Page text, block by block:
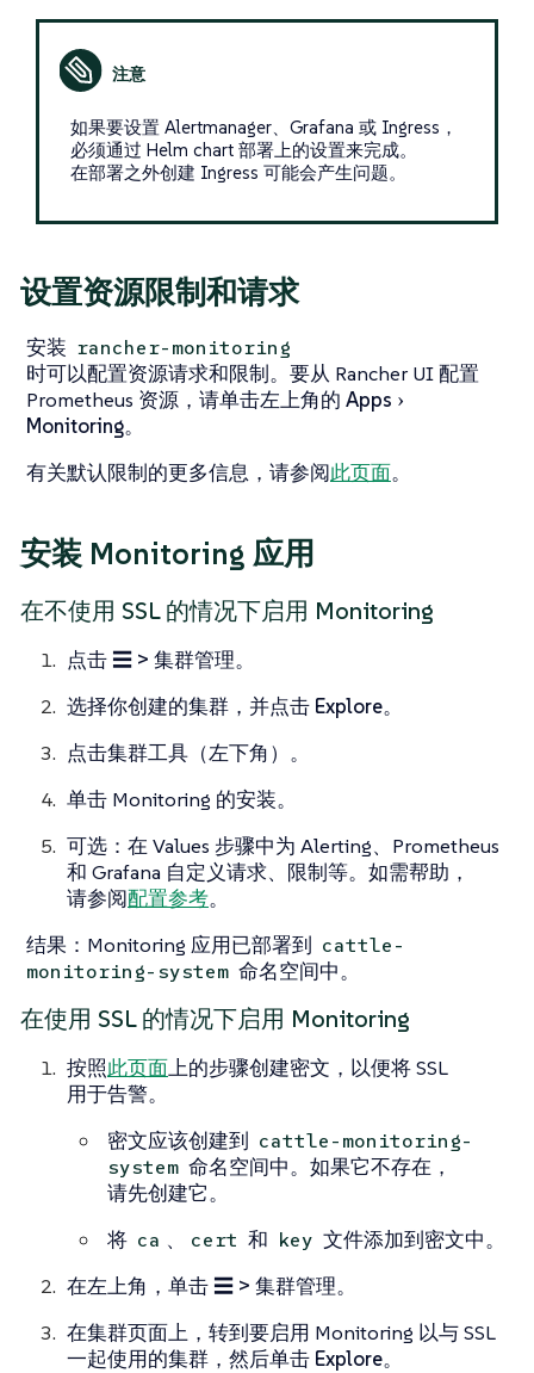
如果要设置 Alertmanager、Grafana 或 Ingress，
必须通过 Helm chart 部署上的设置来完成。
在部署之外创建 Ingress 可能会产生问题。
设置资源限制和请求
安装 rancher-monitoring
时可以配置资源请求和限制。要从 Rancher UI 配置
Prometheus 资源，请单击左上角的 Apps
Monitoring。
有关默认限制的更多信息，请参阅此页面。
安装 Monitoring 应用
在不使用 SSL 的情况下启用 Monitoring
点击 ☰ > 集群管理。
选择你创建的集群，并点击 Explore。
点击集群工具 （左下角）。
单击 Monitoring 的安装。
可选：在 Values 步骤中为 Alerting、Prometheus
和 Grafana 自定义请求、限制等。如需帮助，
请参阅配置参考。
结果 ：Monitoring 应用已部署到 cattle-
monitoring-system 命名空间中。
在使用 SSL 的情况下启用 Monitoring
按照此页面上的步骤创建密文，以便将 SSL
用于告警。
密文应该创建到 cattle-monitoring-
system 命名空间中。如果它不存在，
请先创建它。
将 ca 、 cert 和 key 文件添加到密文中。
在左上角，单击 ☰ > 集群管理。
在集群页面上，转到要启用 Monitoring 以与 SSL
一起使用的集群，然后单击 Explore。